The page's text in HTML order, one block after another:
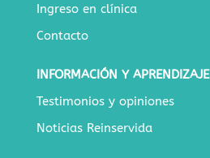
Ingreso en clínica
Contacto
INFORMACIÓN Y APRENDIZAJE
Testimonios y opiniones
Noticias Reinservida